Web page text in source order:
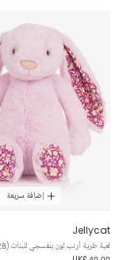
إضافة سريعة
Jellycat
لعبة طرية أرنب لون بنفسجي للبنات (28 سم)